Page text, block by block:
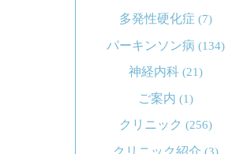
多発性硬化症 (7)
パーキンソン病 (134)
神経内科 (21)
ご案内 (1)
クリニック (256)
クリニック紹介